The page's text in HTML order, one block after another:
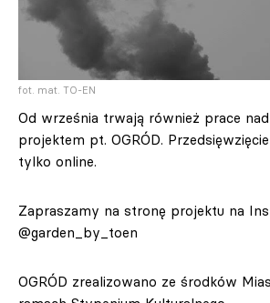
fot. mat. TO-EN
Od września trwają również prace
projektem pt. OGRÓD.
tylko online.
Zapraszamy na stronę projektu na
@garden_by_toen
OGRÓD zrealizowano ze środków